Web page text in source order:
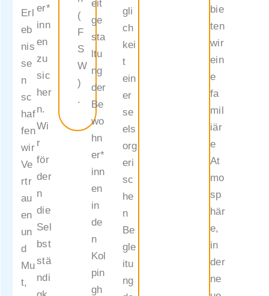
Erl
eb
nis
se
n
sc
haf
fen
wir
Ve
rtr
au
en
un
d
Mu
t,
er*
inn
en
zu
sic
her
n.
Wi
r
för
der
n
die
Sel
bst
stä
ndi
(
F
S
W
)
.
eit
ge
sta
ltu
ng
der
Be
wo
hn
er*
inn
en
in
de
n
Kol
pin
gh
gli
ch
kei
t
ein
er
se
els
org
eri
sc
he
n
Be
gle
itu
ng
bie
ten
wir
ein
e
fa
mil
iär
e
At
mo
sp
här
e,
in
der
ne